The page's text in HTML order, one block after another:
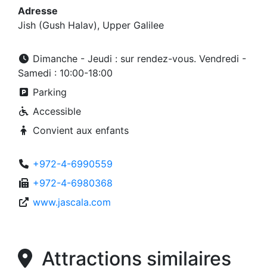
Adresse
Jish (Gush Halav), Upper Galilee
Dimanche - Jeudi : sur rendez-vous. Vendredi -
Samedi : 10:00-18:00
Parking
Accessible
Convient aux enfants
+972-4-6990559
+972-4-6980368
www.jascala.com
Attractions similaires